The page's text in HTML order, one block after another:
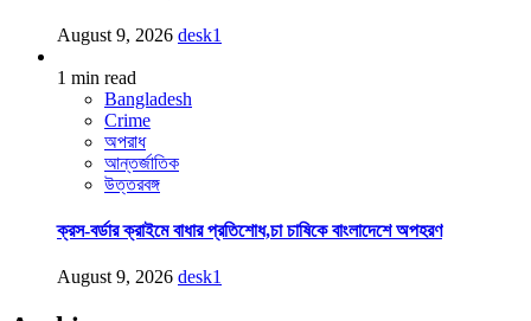
August 9, 2026 desk1
1 min read
Bangladesh
Crime
অপরাধ
আন্তর্জাতিক
উত্তরবঙ্গ
ক্রস-বর্ডার ক্রাইমে বাধার প্রতিশোধ,চা চাষিকে বাংলাদেশে অপহরণ
August 9, 2026 desk1